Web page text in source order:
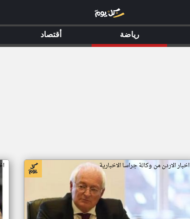
اخبار الاردن من وكالة جراسا الاخبارية
رياضة أقتصاد